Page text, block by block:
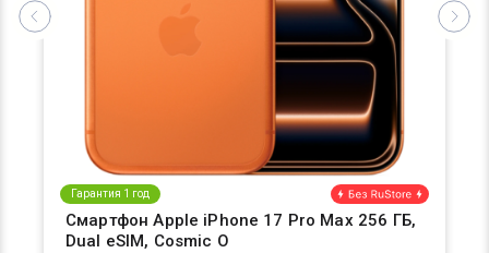
Гарантия 1 год
Смартфон Apple iPhone 17 Pro Max 256 ГБ,
Dual eSIM, Cosmic O